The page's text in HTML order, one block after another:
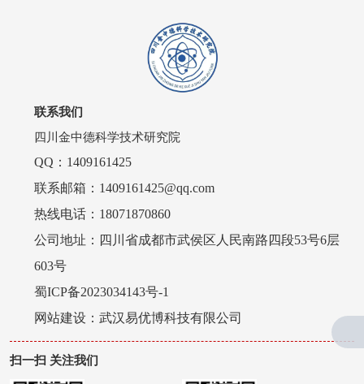
联系我们
四川金中德科学技术研究院
QQ：1409161425
联系邮箱：1409161425@qq.com
热线电话：18071870860
公司地址：四川省成都市武侯区人民南路四段53号6层
603号
蜀ICP备2023034143号-1
网站建设： 武汉易优博科技有限公司
扫一扫 关注我们